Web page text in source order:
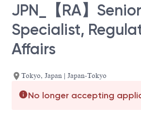
JPN_【RA】Senior
Specialist,
Affairs
Tokyo, Japan | Japan-Tokyo
No longer accepting